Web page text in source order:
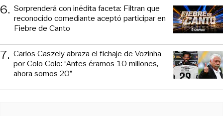
6. Sorprenderá con inédita faceta: Filtran que
reconocido comediante aceptó participar en
Fiebre de Canto
7. Carlos Caszely abraza el fichaje de Vozinha
por Colo Colo: “Antes éramos 10 millones,
ahora somos 20”